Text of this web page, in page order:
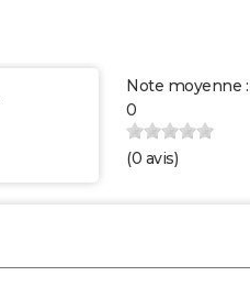
Note moyenne :
0
(0 avis)